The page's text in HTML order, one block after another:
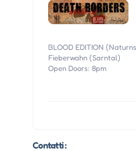
BLOOD EDITION
Fieberwahn (Sarntal)
Open Doors: 8pm
Contatti :